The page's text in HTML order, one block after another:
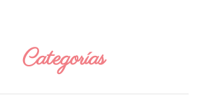
Categorías